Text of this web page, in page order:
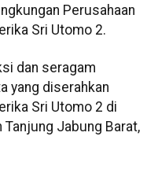
Perusahaan
Sri Utomo 2.
dan seragam
yang diserahkan
Sri Utomo 2 di
Jabung Barat,